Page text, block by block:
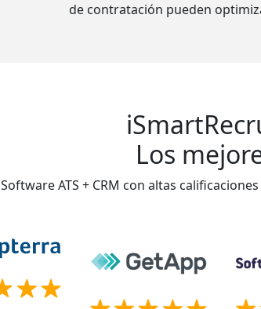
de contratación pueden
Los
Software ATS + CRM con altas